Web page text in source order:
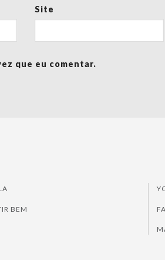
Site
que eu comentar.
BEM